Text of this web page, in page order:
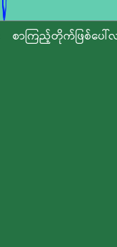
စာကြည့်တိုက်ဖြစ်ပေါ်